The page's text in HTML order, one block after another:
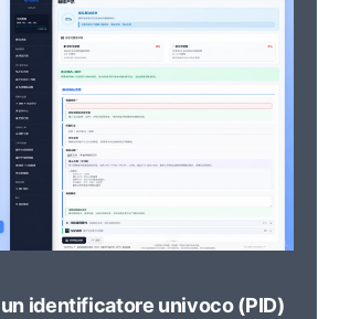
un identificatore univoco (PID)